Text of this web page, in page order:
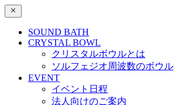
SOUND BATH
CRYSTAL BOWL
クリスタルボウルとは
ソルフェジオ周波数のボウル
EVENT
イベント日程
法人向けのご案内